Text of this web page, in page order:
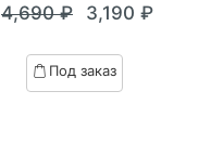
out
based
on
4,690₽
цена
составляла
3,190 ₽
Текущая
цена:
3,190 ₽.
Под заказ